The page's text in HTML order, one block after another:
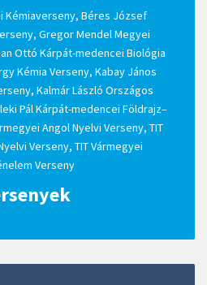
Kémiaverseny, Béres József
Gregor Mendel Megyei
Ottó Kárpát-medencei Biológia
Kémia Verseny, Kabay János
Kalmár László Országos
Pál Kárpát-medencei Földrajz–
Angol Nyelvi Verseny, TIT
Verseny, TIT Vármegyei
Verseny